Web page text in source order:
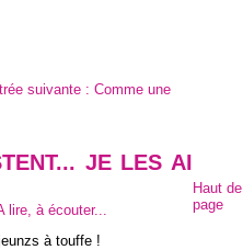
suivante : Comme une
JE LES AI
lire, à écouter...
à touffe !
Haut de
page